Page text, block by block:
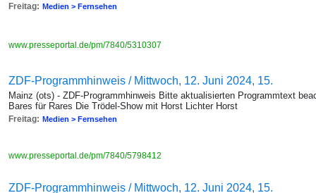
Freitag: Medien > Fernsehen
www.presseportal.de/pm/7840/5310307
ZDF-Programmhinweis / Mittwoch, 12. Juni 2024, 15.
Mainz (ots) - ZDF-Programmhinweis Bitte aktualisierten Programmtext
Bares für Rares Die Trödel-Show mit Horst Lichter Horst
Freitag: Medien > Fernsehen
www.presseportal.de/pm/7840/5798412
ZDF-Programmhinweis / Mittwoch, 12. Juni 2024, 15.